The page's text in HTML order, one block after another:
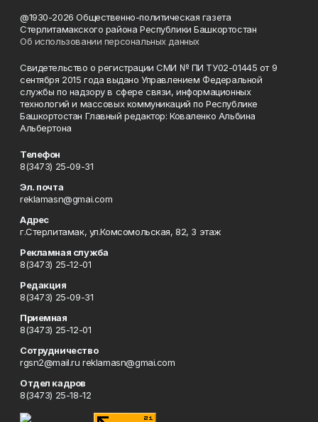
@1930-2026 Общественно-политическая газета
Стерлитамакского района Республики Башкортостан
Об использовании персональных данных
Свидетельство о регистрации СМИ № ПИ ТУ02-01445 от 9
сентября 2015 года выдано Управлением Федеральной
службы по надзору в сфере связи, информационных
технологий и массовых коммуникаций по Республике
Башкортостан Главный редактор: Коваленко Альбина
Альбертона
Телефон
8(3473) 25-09-31
Эл. почта
reklamasn@gmai.com
Адрес
г.Стерлитамак, ул.Комсомольская, 82, 3 этаж
Рекламная служба
8(3473) 25-12-01
Редакция
8(3473) 25-09-31
Приемная
8(3473) 25-12-01
Сотрудничество
rgsn2@mail.ru reklamasn@gmai.com
Отдел кадров
8(3473) 25-18-12